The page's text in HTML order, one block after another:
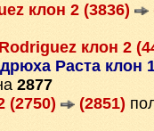
клон 2 (3836)
клон 2
Раста клон
2877
(2750) (2851)